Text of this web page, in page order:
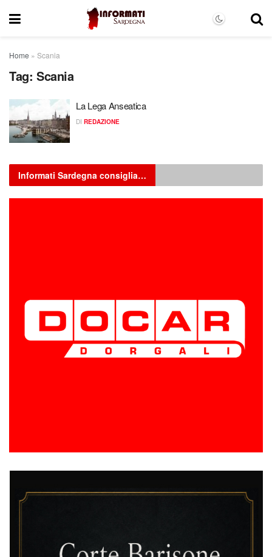
Home » Scania
Tag: Scania
La Lega Anseatica
DI REDAZIONE
Informati Sardegna consiglia…